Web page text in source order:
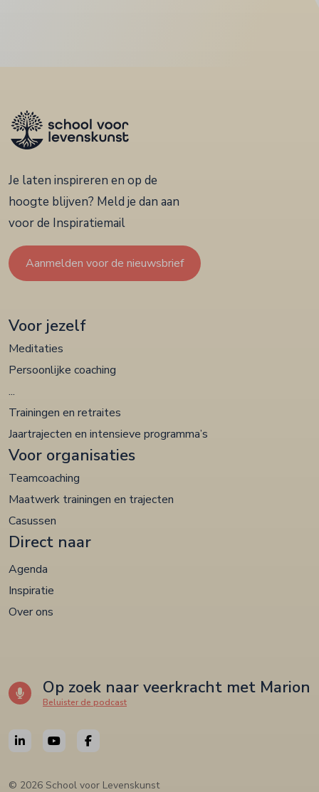
Je laten inspireren en op de
hoogte blijven? Meld je dan aan
voor de Inspiratiemail
Aanmelden voor de nieuwsbrief
Voor jezelf
Meditaties
Persoonlijke coaching
...
Trainingen en retraites
Jaartrajecten en intensieve programma’s
Voor organisaties
Teamcoaching
Maatwerk trainingen en trajecten
Casussen
Direct naar
Agenda
Inspiratie
Over ons
Op zoek naar veerkracht met Marion
Beluister de podcast
© 2026 School voor Levenskunst